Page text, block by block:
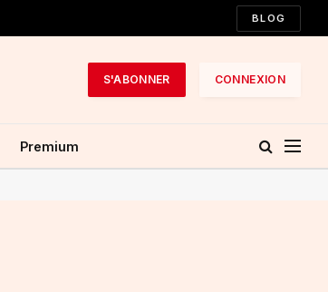
BLOG
S'ABONNER CONNEXION
Premium